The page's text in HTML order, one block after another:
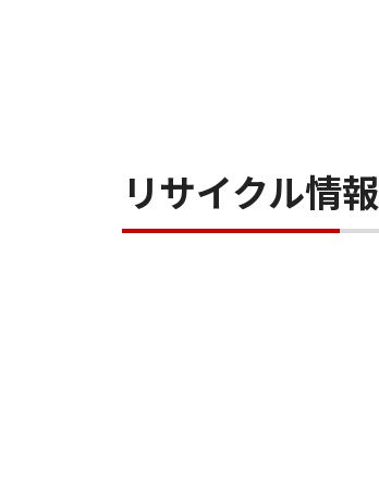
リサイクル情報